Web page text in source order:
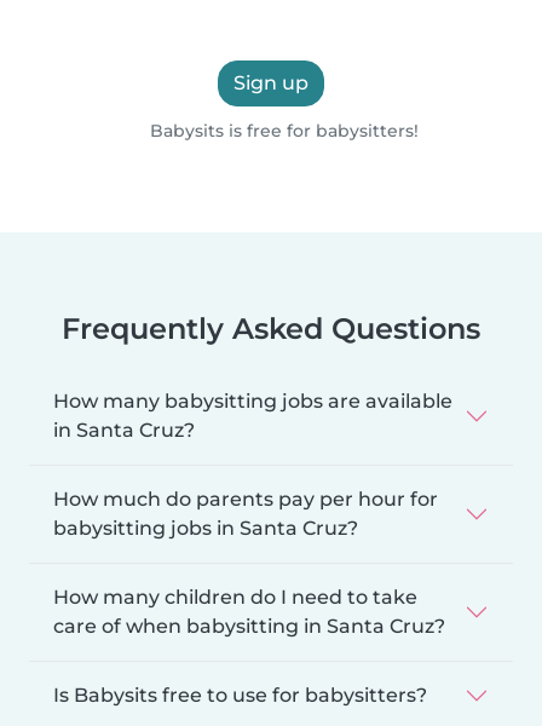
Sign up
Babysits is free for babysitters!
Frequently Asked Questions
How many babysitting jobs are available
in Santa Cruz?
How much do parents pay per hour for
babysitting jobs in Santa Cruz?
How many children do I need to take
care of when babysitting in Santa Cruz?
Is Babysits free to use for babysitters?